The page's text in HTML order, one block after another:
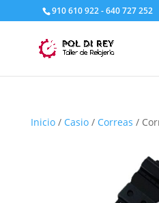
910 610 922 - 640 727 252
Inicio/ Casio/ Correas /